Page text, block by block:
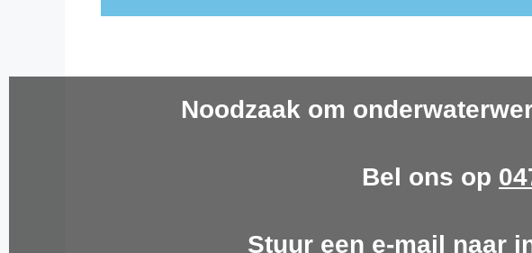
Noodzaak om
Bel ons op
Stuur een e-mail naar